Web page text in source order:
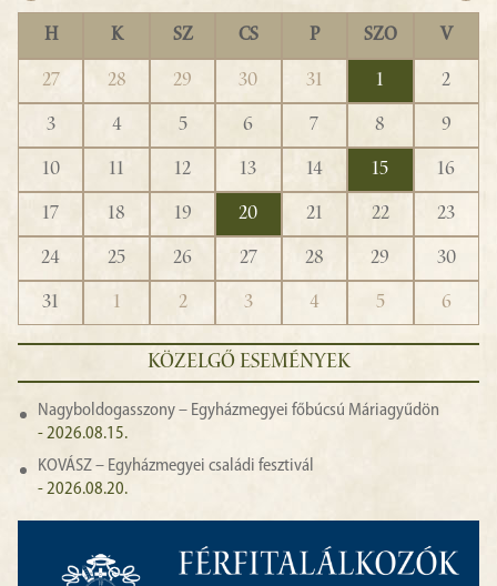
H K SZ CS P SZO V
27 28 29 30 31 1
2
3
4 5 6 7 8
9
10
11 12 13 14 15
16
17
18 19 20 21 22
23
24
25 26 27 28 29
30
31
1 2 3 4 5 6
KÖZELGŐ ESEMÉNYEK
Nagyboldogasszony – Egyházmegyei főbúcsú Máriagyűdön
- 2026.08.15.
KOVÁSZ – Egyházmegyei családi fesztivál
- 2026.08.20.